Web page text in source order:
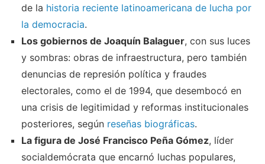
de la historia reciente latinoamericana de lucha por
la democracia.
Los gobiernos de Joaquín Balaguer, con sus luces
y sombras: obras de infraestructura, pero también
denuncias de represión política y fraudes
electorales, como el de 1994, que desembocó en
una crisis de legitimidad y reformas institucionales
posteriores, según reseñas biográficas.
La figura de José Francisco Peña Gómez, líder
socialdemócrata que encarnó luchas populares,